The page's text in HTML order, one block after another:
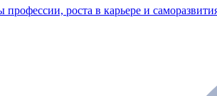
роста в карьере и